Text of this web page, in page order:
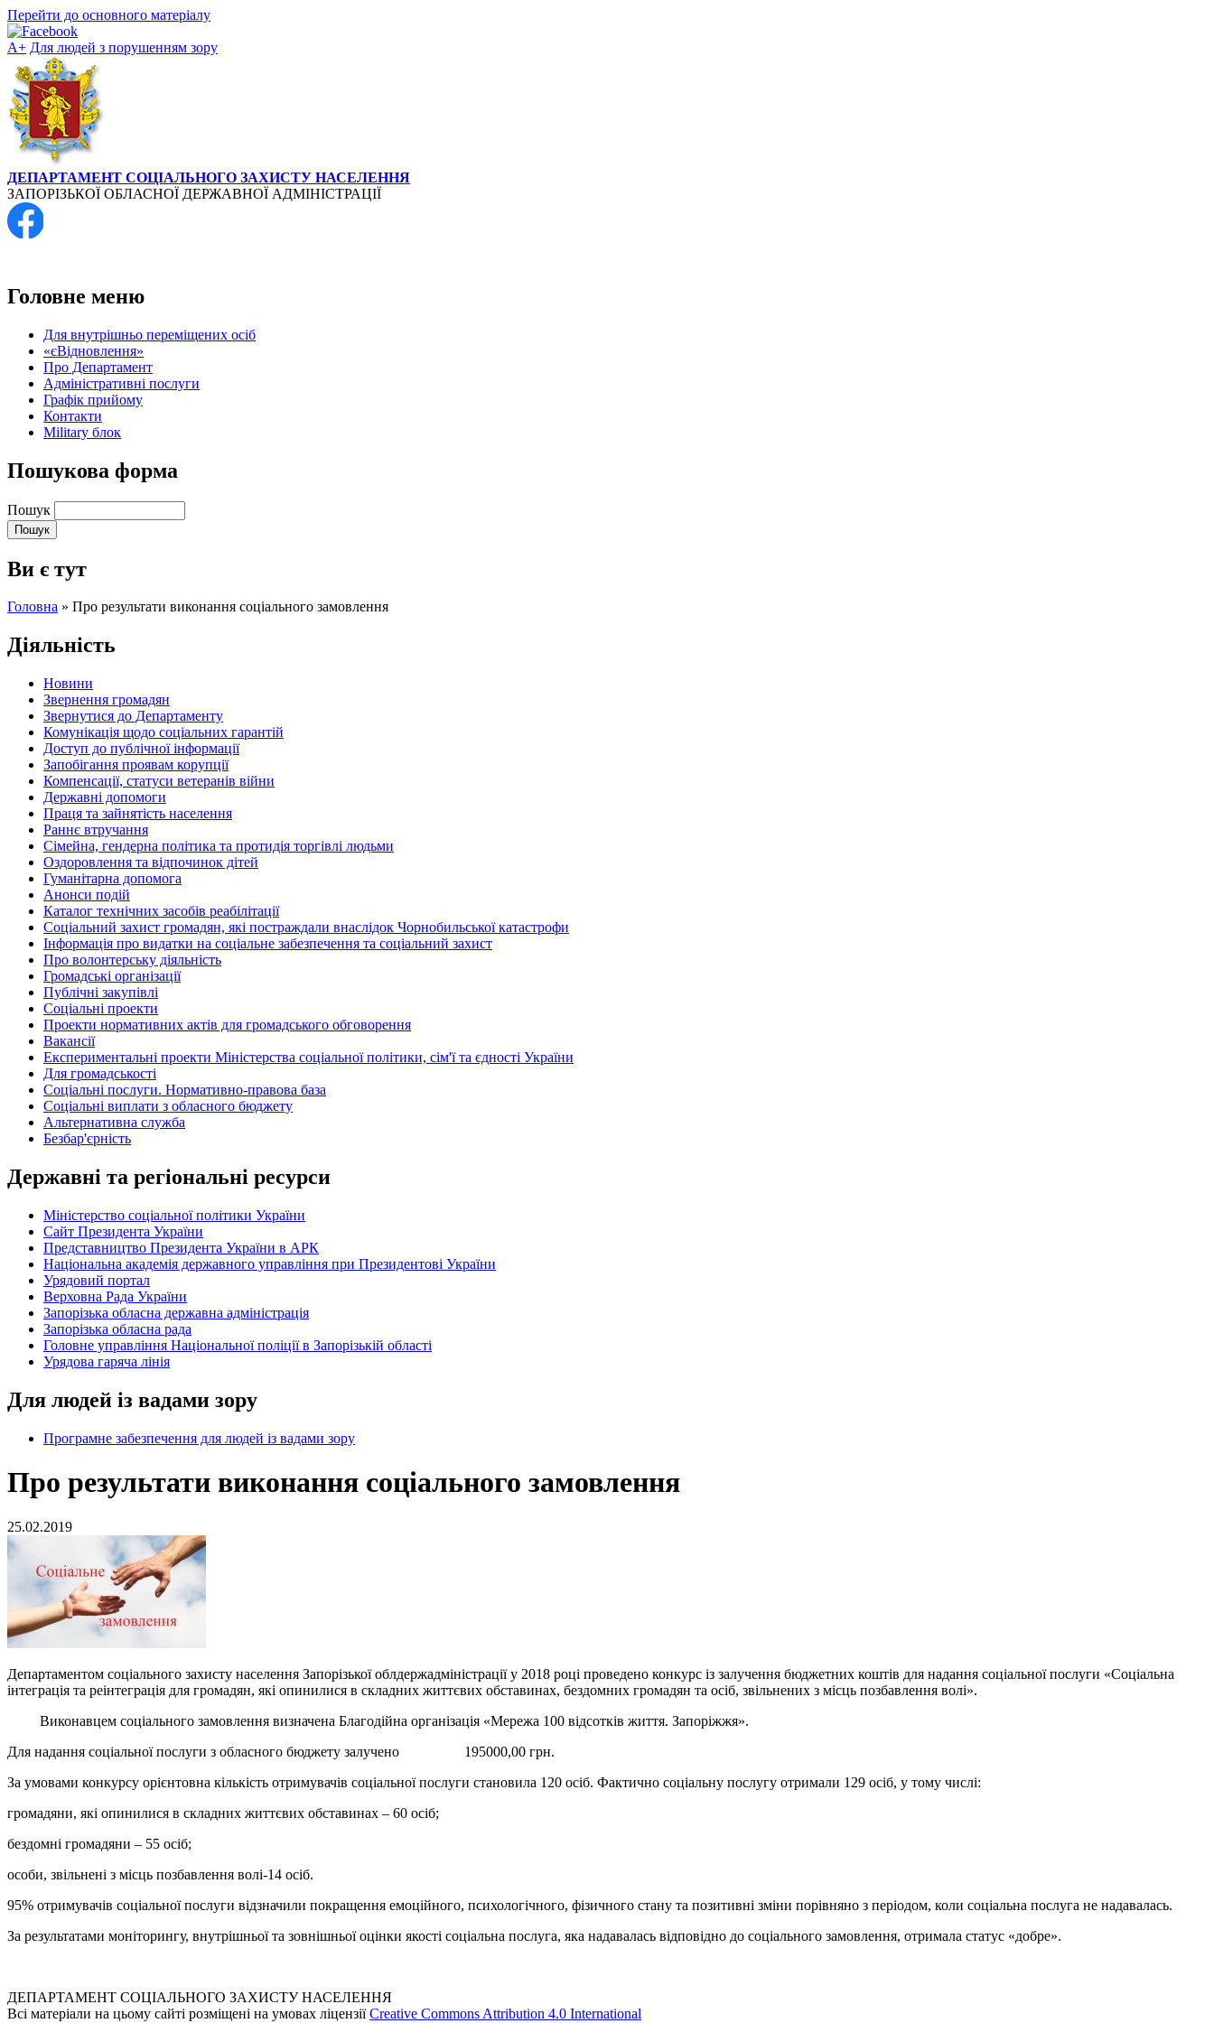
Перейти до основного матеріалу
А+ Для людей з порушенням зору
ДЕПАРТАМЕНТ СОЦІАЛЬНОГО ЗАХИСТУ НАСЕЛЕННЯ
ЗАПОРІЗЬКОЇ ОБЛАСНОЇ ДЕРЖАВНОЇ АДМІНІСТРАЦІЇ
Головне меню
Для внутрішньо переміщених осіб
«єВідновлення»
Про Департамент
Адміністративні послуги
Графік прийому
Контакти
Military блок
Пошукова форма
Пошук
Ви є тут
Головна » Про результати виконання соціального замовлення
Діяльність
Новини
Звернення громадян
Звернутися до Департаменту
Комунікація щодо соціальних гарантій
Доступ до публічної інформації
Запобігання проявам корупції
Компенсації, статуси ветеранів війни
Державні допомоги
Праця та зайнятість населення
Раннє втручання
Сімейна, гендерна політика та протидія торгівлі людьми
Оздоровлення та відпочинок дітей
Гуманітарна допомога
Анонси подій
Каталог технічних засобів реабілітації
Соціальний захист громадян, які постраждали внаслідок Чорнобильської катастрофи
Інформація про видатки на соціальне забезпечення та соціальний захист
Про волонтерську діяльність
Громадські організації
Публічні закупівлі
Соціальні проекти
Проекти нормативних актів для громадського обговорення
Вакансії
Експериментальні проекти Міністерства соціальної політики, сім'ї та єдності України
Для громадськості
Соціальні послуги. Нормативно-правова база
Соціальні виплати з обласного бюджету
Альтернативна служба
Безбар'єрність
Державні та регіональні ресурси
Міністерство соціальної політики України
Сайт Президента України
Представництво Президента України в АРК
Національна академія державного управління при Президентові України
Урядовий портал
Верховна Рада України
Запорізька обласна державна адміністрація
Запорізька обласна рада
Головне управління Національної поліції в Запорізькій області
Урядова гаряча лінія
Для людей із вадами зору
Програмне забезпечення для людей із вадами зору
Про результати виконання соціального замовлення
25.02.2019
Департаментом соціального захисту населення Запорізької облдержадміністрації у 2018 році проведено конкурс із залучення бюджетних коштів для надання соціальної послуги «Соціальна
інтеграція та реінтеграція для громадян, які опинилися в складних життєвих обставинах, бездомних громадян та осіб, звільнених з місць позбавлення волі».
Виконавцем соціального замовлення визначена Благодійна організація «Мережа 100 відсотків життя. Запоріжжя».
Для надання соціальної послуги з обласного бюджету залучено 195000,00 грн.
За умовами конкурсу орієнтовна кількість отримувачів соціальної послуги становила 120 осіб. Фактично соціальну послугу отримали 129 осіб, у тому числі:
громадяни, які опинилися в складних життєвих обставинах – 60 осіб;
бездомні громадяни – 55 осіб;
особи, звільнені з місць позбавлення волі-14 осіб.
95% отримувачів соціальної послуги відзначили покращення емоційного, психологічного, фізичного стану та позитивні зміни порівняно з періодом, коли соціальна послуга не надавалась.
За результатами моніторингу, внутрішньої та зовнішньої оцінки якості соціальна послуга, яка надавалась відповідно до соціального замовлення, отримала статус «добре».
ДЕПАРТАМЕНТ СОЦІАЛЬНОГО ЗАХИСТУ НАСЕЛЕННЯ
Всі матеріали на цьому сайті розміщені на умовах ліцензіїCreative Commons Attribution 4.0 International